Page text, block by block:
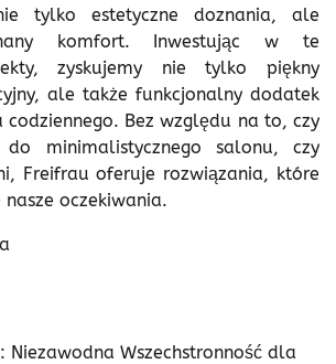
tylko estetyczne doznania, ale
komfort. Inwestując w te
zyskujemy nie tylko piękny
ale także funkcjonalny dodatek
codziennego. Bez względu na to, czy
minimalistycznego salonu, czy
Freifrau oferuje rozwiązania, które
nasze oczekiwania.
Niezawodna Wszechstronność dla